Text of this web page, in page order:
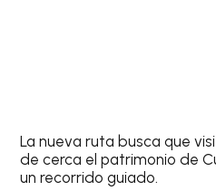
La nueva ruta busca que
de cerca el patrimonio de
un recorrido guiado.